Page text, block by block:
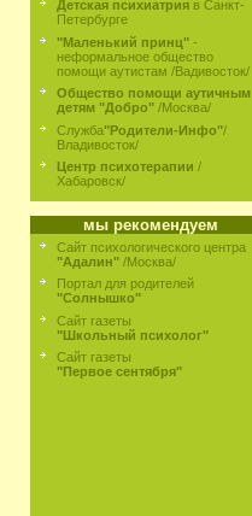
Детская психиатрия в Санкт-
Петербурге
"Маленький принц" -
неформальное общество
помощи аутистам /Вадивосток/
Общество помощи аутичным
детям "Добро" /Москва/
Служба"Родители-Инфо"/
Владивосток/
Центр психотерапии /
Хабаровск/
мы рекомендуем
Сайт психологического центра
"Адалин" /Москва/
Портал для родителей
"Солнышко"
Сайт газеты
"Школьный психолог"
Сайт газеты
"Первое сентября"